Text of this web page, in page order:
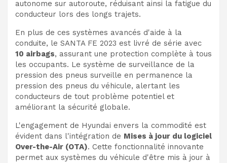
autonome sur autoroute, réduisant ainsi la fatigue du
conducteur lors des longs trajets.
En plus de ces systèmes avancés d'aide à la
conduite, le SANTA FE 2023 est livré de série avec
10 airbags, assurant une protection complète à tous
les occupants. Le système de surveillance de la
pression des pneus surveille en permanence la
pression des pneus du véhicule, alertant les
conducteurs de tout problème potentiel et
améliorant la sécurité globale.
L'engagement de Hyundai envers la commodité est
évident dans l'intégration de Mises à jour du logiciel
Over-the-Air (OTA). Cette fonctionnalité innovante
permet aux systèmes du véhicule d'être mis à jour à